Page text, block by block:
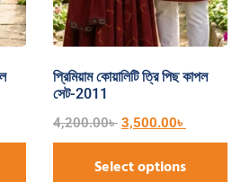
প্রিমিয়াম কোয়ালিটি ত্রি পিছ কাপল
সেট-2011
4,200.00৳ 3,500.00৳
Select options